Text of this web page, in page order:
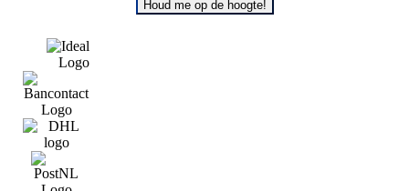
Houd me op de hoogte!